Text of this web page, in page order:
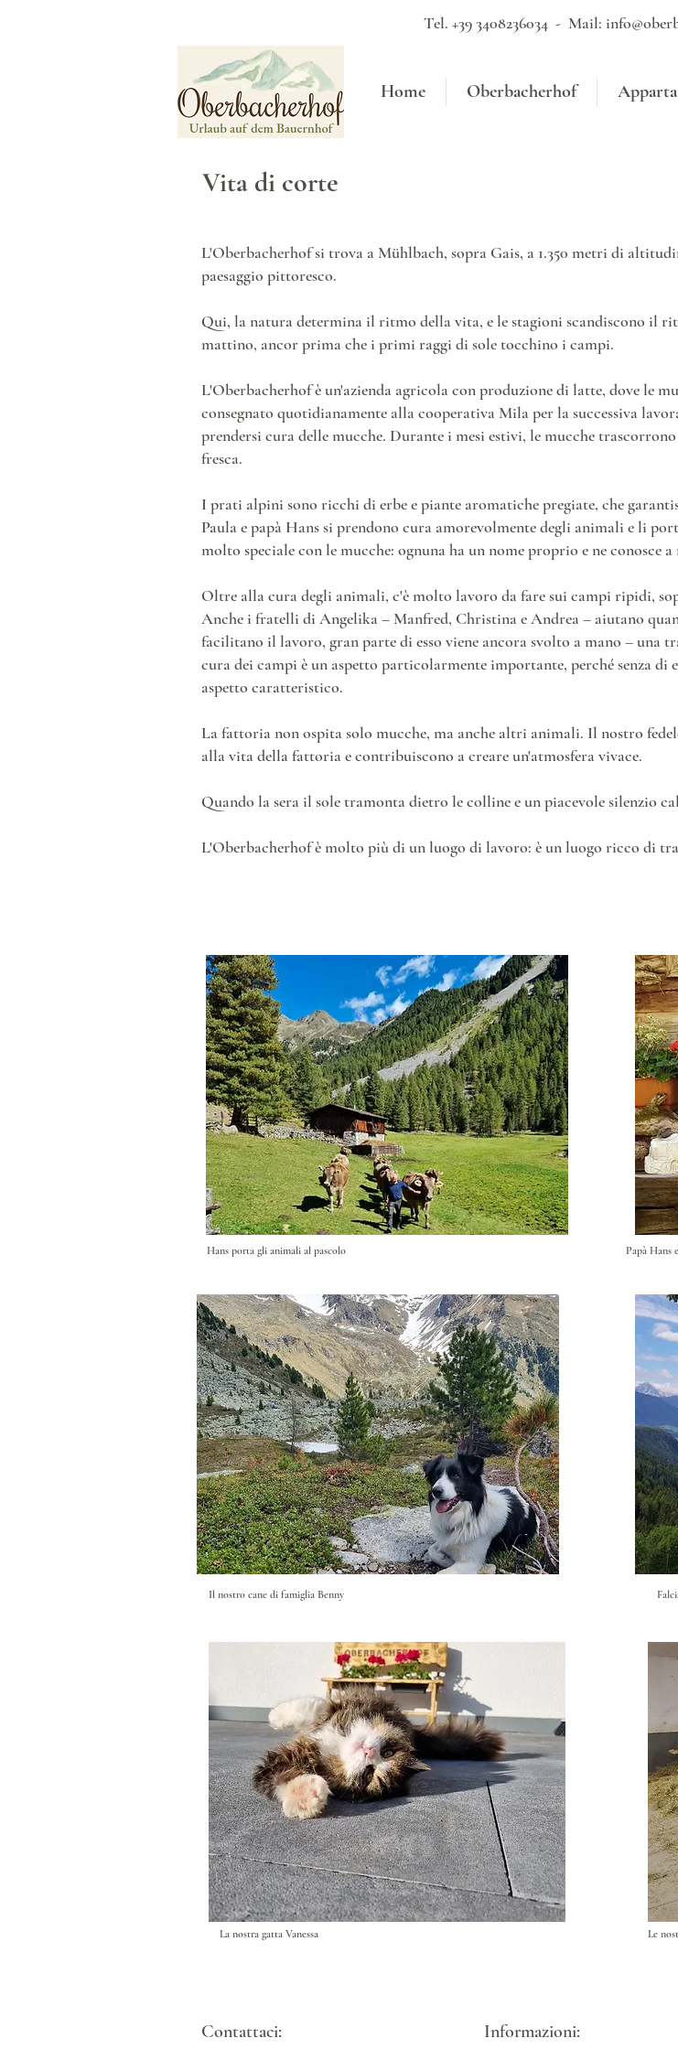
Tel. +39 3408236034 - Mail:
Home Oberbacherhof
Vita di corte
L'Oberbacherhof si trova a Mühlbach, sopra Gais, a 1.350 metri di
paesaggio pittoresco.
Qui, la natura determina il ritmo della vita, e le stagioni scandiscono il
mattino, ancor prima che i primi raggi di sole tocchino i campi.
L'Oberbacherhof è un'azienda agricola con produzione di latte, dove le
consegnato quotidianamente alla cooperativa Mila per la successiva
prendersi cura delle mucche. Durante i mesi estivi, le mucche
fresca.
I prati alpini sono ricchi di erbe e piante aromatiche pregiate, che
Paula e papà Hans si prendono cura amorevolmente degli animali e li
molto speciale con le mucche: ognuna ha un nome proprio e ne conosce
Oltre alla cura degli animali, c'è molto lavoro da fare sui campi ripidi,
Anche i fratelli di Angelika – Manfred, Christina e Andrea – aiutano
facilitano il lavoro, gran parte di esso viene ancora svolto a mano – una
cura dei campi è un aspetto particolarmente importante, perché senza di
aspetto caratteristico.
La fattoria non ospita solo mucche, ma anche altri animali. Il nostro
alla vita della fattoria e contribuiscono a creare un'atmosfera vivace.
Quando la sera il sole tramonta dietro le colline e un piacevole silenzio
L'Oberbacherhof è molto più di un luogo di lavoro: è un luogo ricco di
Hans porta gli animali al pascolo
Il nostro cane di famiglia Benny
Papà Hans
La nostra gatta Vanessa Le
Contattaci: Informazioni: